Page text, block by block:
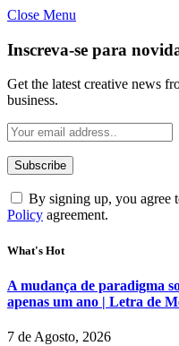
Close Menu
Inscreva-se para
Get the latest creative news
business.
By signing up, you agree
Policy agreement.
What's Hot
A mudança de paradigma
apenas um ano | Letra de
7 de Agosto, 2026